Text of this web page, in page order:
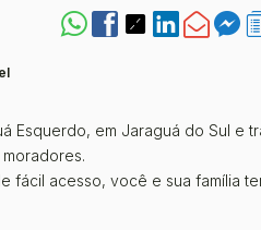
Esquerdo, em Jaraguá do Sul e
fácil acesso, você e sua família